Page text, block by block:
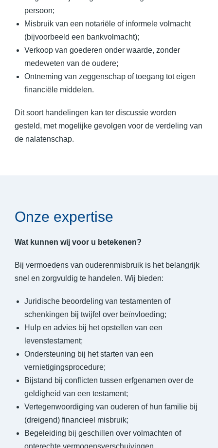
persoon;
Misbruik van een notariële of informele volmacht
(bijvoorbeeld een bankvolmacht);
Verkoop van goederen onder waarde, zonder
medeweten van de oudere;
Ontneming van zeggenschap of toegang tot eigen
financiële middelen.
Dit soort handelingen kan ter discussie worden
gesteld, met mogelijke gevolgen voor de verdeling van
de nalatenschap.
Onze expertise
Wat kunnen wij voor u betekenen?
Bij vermoedens van ouderenmisbruik is het belangrijk
snel en zorgvuldig te handelen. Wij bieden:
Juridische beoordeling van testamenten of
schenkingen bij twijfel over beïnvloeding;
Hulp en advies bij het opstellen van een
levenstestament;
Ondersteuning bij het starten van een
vernietigingsprocedure;
Bijstand bij conflicten tussen erfgenamen over de
geldigheid van een testament;
Vertegenwoordiging van ouderen of hun familie bij
(dreigend) financieel misbruik;
Begeleiding bij geschillen over volmachten of